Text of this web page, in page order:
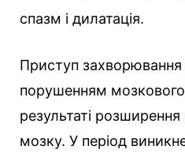
спазм і дилатація.
Приступ захворювання
порушенням мозкового
результаті
мозку. У період